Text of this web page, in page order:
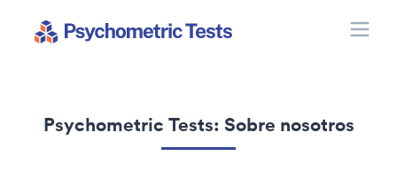
Psychometric Tests: Sobre nosotros